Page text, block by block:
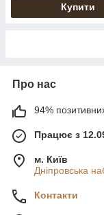
Купити
Про нас
94%
Працює з
м. Київ
Дніпровська
Контакти